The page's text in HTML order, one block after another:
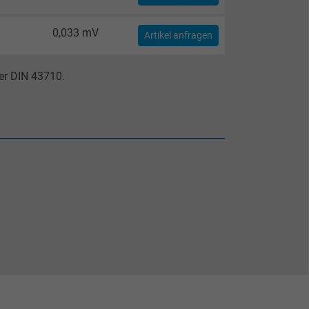
0,033 mV Artikel anfragen
DIN 43710.